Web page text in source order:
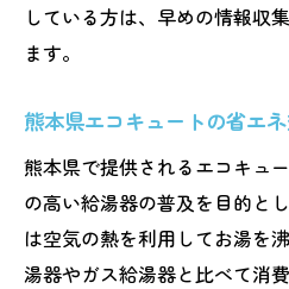
している方は、早めの情報収
ます。
熊本県エコキュートの省エ
熊本県で提供されるエコキュ
の高い給湯器の普及を目的と
は空気の熱を利用してお湯を
湯器やガス給湯器と比べて消